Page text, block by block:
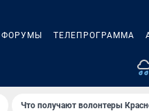
ФОРУМЫ ТЕЛЕПРОГРАММА
Что получают волонтеры